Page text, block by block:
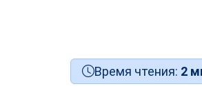
Время чтения: 2